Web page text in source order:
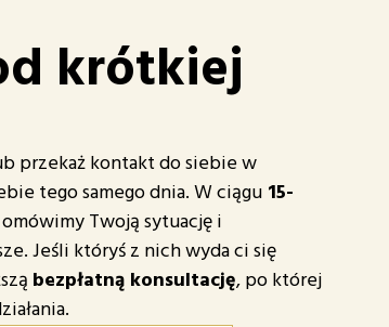
krótkiej
przekaż kontakt do siebie w
tego samego dnia. W ciągu 15-
Twoją sytuację i
Jeśli któryś z nich wyda ci się
bezpłatną konsultację, po której